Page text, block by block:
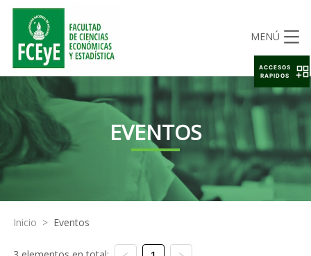
MENÚ
EVENTOS
Inicio > Eventos
ACCESOS
RAPIDOS